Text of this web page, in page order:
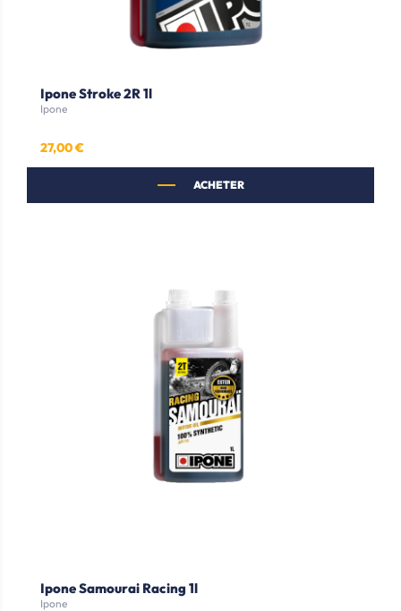
Ipone Stroke 2R 1l
Ipone
Prix
27,00 €
ACHETER
Ipone Samourai Racing 1l
Ipone